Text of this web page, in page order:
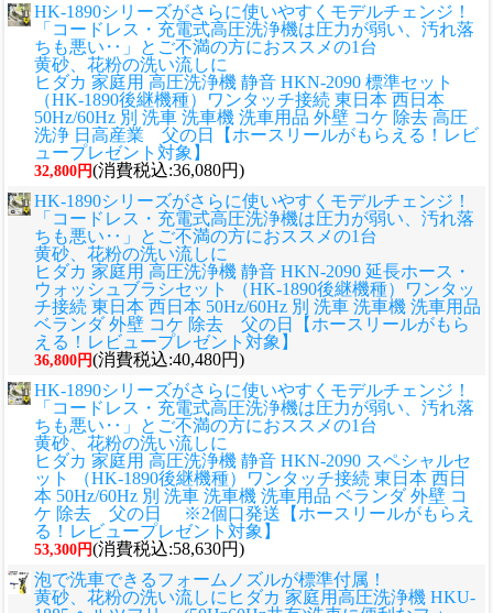
HK-1890シリーズがさらに使いやすくモデルチェンジ！
「コードレス・充電式高圧洗浄機は圧力が弱い、汚れ落
ちも悪い‥」とご不満の方におススメの1台
黄砂、花粉の洗い流しに
ヒダカ 家庭用 高圧洗浄機 静音 HKN-2090 標準セット
（HK-1890後継機種）ワンタッチ接続 東日本 西日本
50Hz/60Hz 別 洗車 洗車機 洗車用品 外壁 コケ 除去 高圧
洗浄 日高産業 父の日【ホースリールがもらえる！レビ
ュープレゼント対象】
32,800円(消費税込:36,080円)
HK-1890シリーズがさらに使いやすくモデルチェンジ！
「コードレス・充電式高圧洗浄機は圧力が弱い、汚れ落
ちも悪い‥」とご不満の方におススメの1台
黄砂、花粉の洗い流しに
ヒダカ 家庭用 高圧洗浄機 静音 HKN-2090 延長ホース・
ウォッシュブラシセット （HK-1890後継機種）ワンタッ
チ接続 東日本 西日本 50Hz/60Hz 別 洗車 洗車機 洗車用品
ベランダ 外壁 コケ 除去 父の日【ホースリールがもら
える！レビュープレゼント対象】
36,800円(消費税込:40,480円)
HK-1890シリーズがさらに使いやすくモデルチェンジ！
「コードレス・充電式高圧洗浄機は圧力が弱い、汚れ落
ちも悪い‥」とご不満の方におススメの1台
黄砂、花粉の洗い流しに
ヒダカ 家庭用 高圧洗浄機 静音 HKN-2090 スペシャルセ
ット （HK-1890後継機種）ワンタッチ接続 東日本 西日
本 50Hz/60Hz 別 洗車 洗車機 洗車用品 ベランダ 外壁 コ
ケ 除去 父の日 ※2個口発送【ホースリールがもらえ
る！レビュープレゼント対象】
53,300円(消費税込:58,630円)
泡で洗車できるフォームノズルが標準付属！
黄砂、花粉の洗い流しに ヒダカ 家庭用高圧洗浄機 HKU-